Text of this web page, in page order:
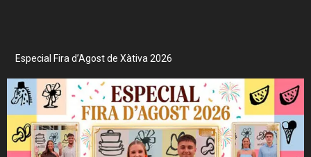
Especial Fira d’Agost de Xàtiva 2026